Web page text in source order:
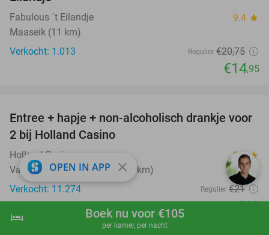
shopping_cart Boek nu
hotel Boek nu voor €105
per kamer, per nacht
Fabulous ´t Eilandje 9.4 star
Maaseik (11 km)
Verkocht: 1.013
Regulier €20,75
€14,95
52%
Entree + hapje + non-alcoholisch drankje voor
2 bij Holland Casino
Holland Casino 9.6star
Valkenburg (+12 locaties) (11 km)
Verkocht: 11.274
Regulier €21
€10
OPEN IN APP close